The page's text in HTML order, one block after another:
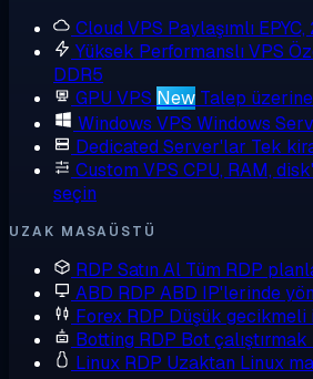
Cloud VPS Paylaşımlı
Yüksek Performanslı VPS
DDR5
GPU VPS New Talep
Windows VPS Windows
Dedicated Server'lar Tek
Custom VPS CPU, RAM,
seçin
UZAK MASAÜSTÜ
RDP Satın Al Tüm RDP
ABD RDP ABD IP'lerinde
Forex RDP Düşük gecikmeli
Botting RDP Bot
Linux RDP Uzaktan Linux